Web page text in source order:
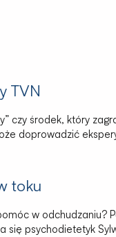
TVN
czy środek, który
doprowadzić
toku
w odchudzaniu?
się psychodietetyk